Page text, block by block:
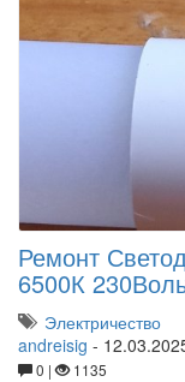
Ремонт
6500К
Электричество
andreisig -
0 | 1135